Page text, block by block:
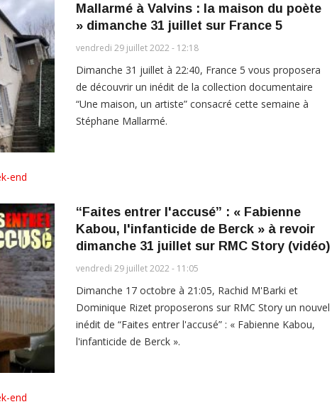
Mallarmé à Valvins : la maison du poète
» dimanche 31 juillet sur France 5
vendredi 29 juillet 2022 - 12:18
Dimanche 31 juillet à 22:40, France 5 vous proposera
de découvrir un inédit de la collection documentaire
“Une maison, un artiste” consacré cette semaine à
Stéphane Mallarmé.
end
“Faites entrer l'accusé” : « Fabienne
Kabou, l'infanticide de Berck » à revoir
dimanche 31 juillet sur RMC Story (vidéo)
vendredi 29 juillet 2022 - 11:05
Dimanche 17 octobre à 21:05, Rachid M'Barki et
Dominique Rizet proposerons sur RMC Story un nouvel
inédit de “Faites entrer l'accusé” : « Fabienne Kabou,
l'infanticide de Berck ».
end